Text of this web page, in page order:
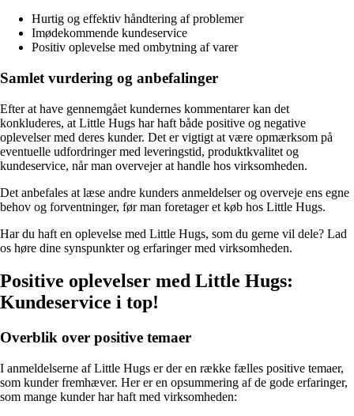
Hurtig og effektiv håndtering af problemer
Imødekommende kundeservice
Positiv oplevelse med ombytning af varer
Samlet vurdering og anbefalinger
Efter at have gennemgået kundernes kommentarer kan det
konkluderes, at Little Hugs har haft både positive og negative
oplevelser med deres kunder. Det er vigtigt at være opmærksom på
eventuelle udfordringer med leveringstid, produktkvalitet og
kundeservice, når man overvejer at handle hos virksomheden.
Det anbefales at læse andre kunders anmeldelser og overveje ens egne
behov og forventninger, før man foretager et køb hos Little Hugs.
Har du haft en oplevelse med Little Hugs, som du gerne vil dele? Lad
os høre dine synspunkter og erfaringer med virksomheden.
Positive oplevelser med Little Hugs:
Kundeservice i top!
Overblik over positive temaer
I anmeldelserne af Little Hugs er der en række fælles positive temaer,
som kunder fremhæver. Her er en opsummering af de gode erfaringer,
som mange kunder har haft med virksomheden: